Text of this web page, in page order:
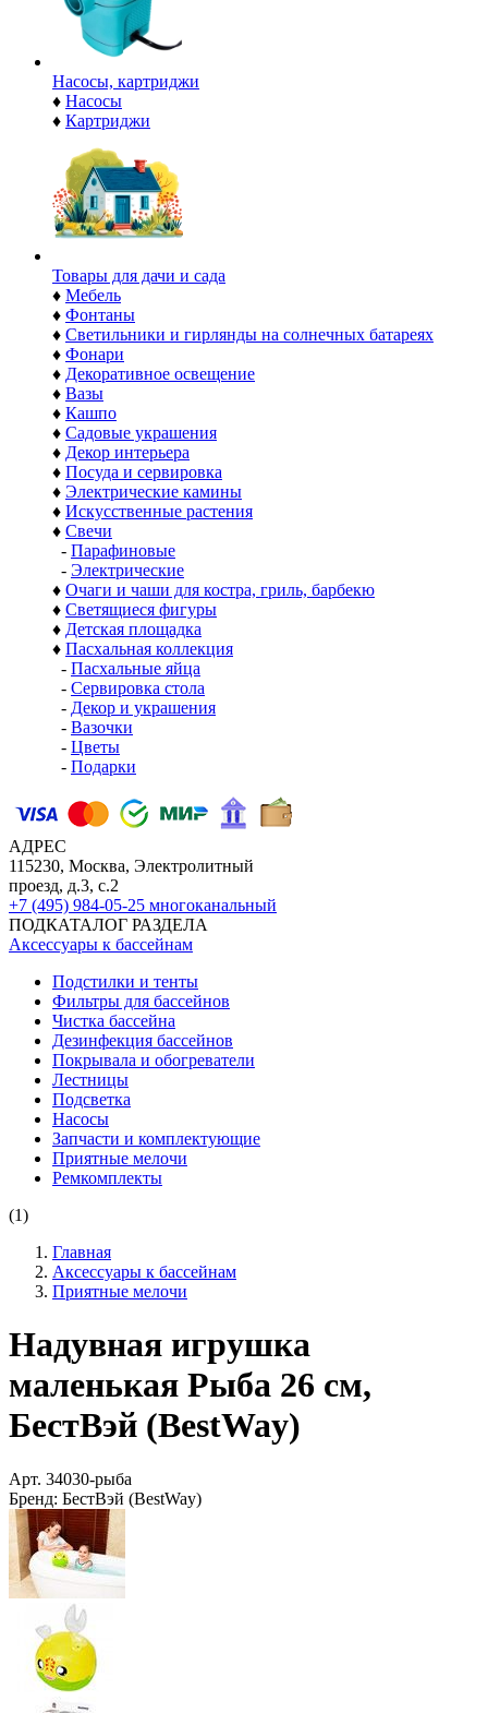
Насосы, картриджи
♦ Насосы
♦ Картриджи
Товары для дачи и сада
♦ Мебель
♦ Фонтаны
♦ Светильники и гирлянды на солнечных батареях
♦ Фонари
♦ Декоративное освещение
♦ Вазы
♦ Кашпо
♦ Садовые украшения
♦ Декор интерьера
♦ Посуда и сервировка
♦ Электрические камины
♦ Искусственные растения
♦ Свечи
- Парафиновые
- Электрические
♦ Очаги и чаши для костра, гриль, барбекю
♦ Светящиеся фигуры
♦ Детская площадка
♦ Пасхальная коллекция
- Пасхальные яйца
- Сервировка стола
- Декор и украшения
- Вазочки
- Цветы
- Подарки
АДРЕС
115230, Москва, Электролитный
проезд, д.3, с.2
+7 (495) 984-05-25 многоканальный
ПОДКАТАЛОГ РАЗДЕЛА
Аксессуары к бассейнам
Подстилки и тенты
Фильтры для бассейнов
Чистка бассейна
Дезинфекция бассейнов
Покрывала и обогреватели
Лестницы
Подсветка
Насосы
Запчасти и комплектующие
Приятные мелочи
Ремкомплекты
(1)
Главная
Аксессуары к бассейнам
Приятные мелочи
Надувная игрушка
маленькая Рыба 26 см,
БестВэй (BestWay)
Арт. 34030-рыба
Бренд: БестВэй (BestWay)